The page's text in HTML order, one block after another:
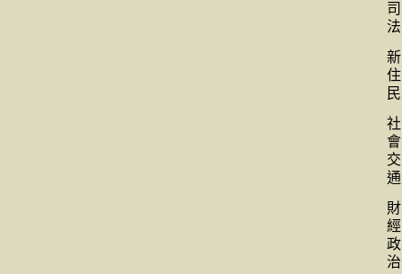
司
法
新
住
民
社
會
交
通
財
經
政
治